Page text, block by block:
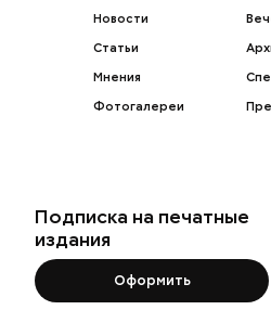
Новости
Статьи
Мнения
Фотогалереи
Подписка на печатные
издания
Оформить